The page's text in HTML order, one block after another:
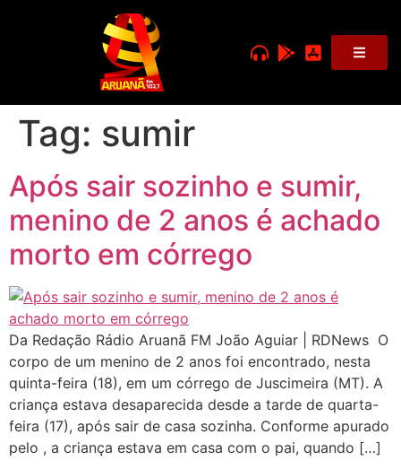
Tag: sumir
Após sair sozinho e sumir,
menino de 2 anos é achado
morto em córrego
Da Redação Rádio Aruanã FM João Aguiar | RDNews O
corpo de um menino de 2 anos foi encontrado, nesta
quinta-feira (18), em um córrego de Juscimeira (MT). A
criança estava desaparecida desde a tarde de quarta-
feira (17), após sair de casa sozinha. Conforme apurado
pelo , a criança estava em casa com o pai, quando […]